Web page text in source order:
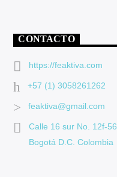
CONTACTO
https://feaktiva.com
+57 (1) 3058261262
feaktiva@gmail.com
Calle 16 sur No. 12f-56
Bogotá D.C. Colombia